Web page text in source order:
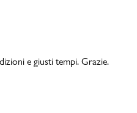
e giusti tempi. Grazie.